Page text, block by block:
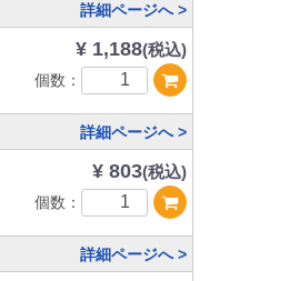
詳細ページへ >
¥ 1,188(税込)
個数：
詳細ページへ >
¥ 803(税込)
個数：
詳細ページへ >